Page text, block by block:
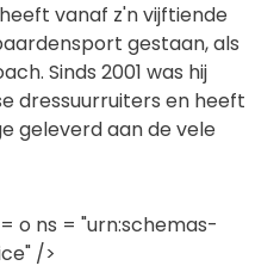
vanaf z'n vijftiende
gestaan, als
Sinds 2001 was hij
dressuurruiters en heeft
geleverd aan de vele
o ns = "urn:schemas-
/>